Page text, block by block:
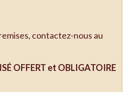
contactez-nous au
OFFERT et OBLIGATOIRE